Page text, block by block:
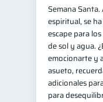
Semana
espiritual, se
escape para
de sol y agua.
emocionarte y
asueto,
adicionales
para